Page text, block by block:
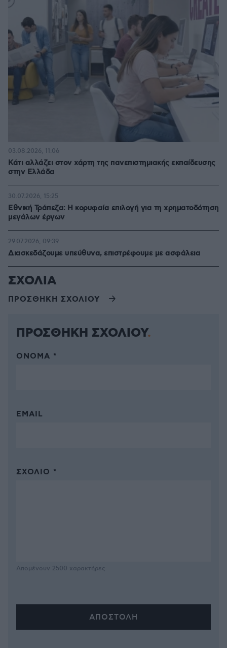
Κάτι αλλάζει στον χάρτη της πανεπιστημιακής εκπαίδευσης
στην Ελλάδα
03.08.2026, 11:06
Εθνική Τράπεζα: Η κορυφαία επιλογή για τη χρηματοδότηση
μεγάλων έργων
30.07.2026, 15:25
Διασκεδάζουμε υπεύθυνα, επιστρέφουμε με ασφάλεια
29.07.2026, 09:39
ΣΧΟΛΙΑ
ΠΡΟΣΘΗΚΗ ΣΧΟΛΙΟΥ
ΠΡΟΣΘΗΚΗ ΣΧΟΛΙΟΥ
ΌΝΟΜΑ *
EMAIL
ΣΧΌΛΙΟ *
Απομένουν 2500 χαρακτήρες